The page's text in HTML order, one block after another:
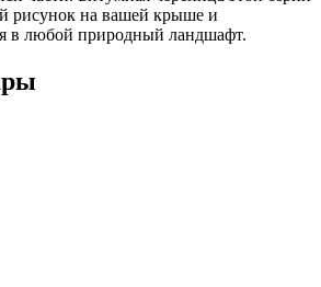
рисунок на вашей крыше и
в любой природный ландшафт.